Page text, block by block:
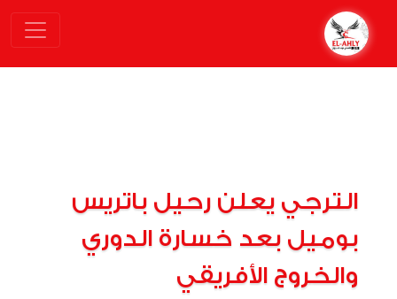
الترجي يعلن رحيل باتريس
بوميل بعد خسارة الدوري
والخروج الأفريقي